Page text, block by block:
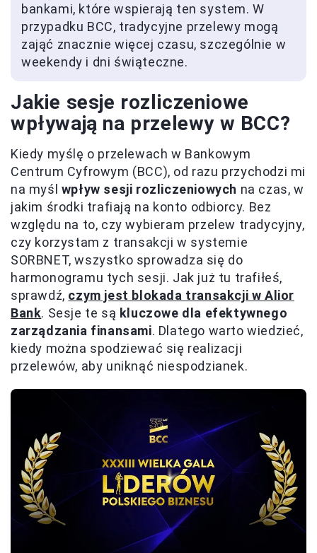
bankami, które wspierają ten system. W
przypadku BCC, tradycyjne przelewy mogą
zająć znacznie więcej czasu, szczególnie w
weekendy i dni świąteczne.
Jakie sesje rozliczeniowe
wpływają na przelewy w BCC?
Kiedy myślę o przelewach w Bankowym
Centrum Cyfrowym (BCC), od razu przychodzi mi
na myśl wpływ sesji rozliczeniowych na czas, w
jakim środki trafiają na konto odbiorcy. Bez
względu na to, czy wybieram przelew tradycyjny,
czy korzystam z transakcji w systemie
SORBNET, wszystko sprowadza się do
harmonogramu tych sesji. Jak już tu trafiłeś,
sprawdź, czym jest blokada transakcji w Alior
Bank. Sesje te są kluczowe dla efektywnego
zarządzania finansami. Dlatego warto wiedzieć,
kiedy można spodziewać się realizacji
przelewów, aby uniknąć niespodzianek.